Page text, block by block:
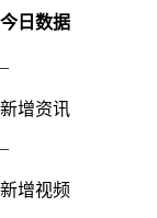
今日数据
–
新增资讯
–
新增视频